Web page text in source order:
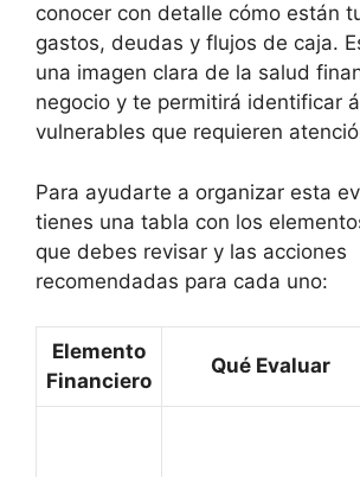
conocer con detalle cómo están
gastos, deudas y flujos de caja.
una imagen clara de la salud
negocio y te permitirá identificar
vulnerables que requieren
Para ayudarte a organizar esta
tienes una tabla con los
que debes revisar y las acciones
recomendadas para cada uno:
Elemento
Financiero
Qué Evaluar